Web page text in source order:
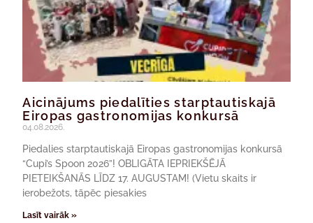
Aicinājums piedalīties starptautiskajā
Eiropas gastronomijas konkursā
04.08.2026.
Piedalies starptautiskajā Eiropas gastronomijas konkursā
“Cupi’s Spoon 2026”! OBLIGĀTA IEPRIEKŠĒJĀ
PIETEIKŠANĀS LĪDZ 17. AUGUSTAM! (Vietu skaits ir
ierobežots, tāpēc piesakies
Lasīt vairāk »